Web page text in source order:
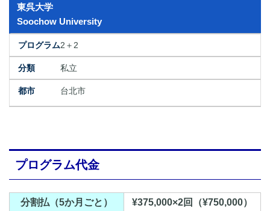
東呉大学
Soochow University
2＋2
私立
台北市
プログラム代金
分割払（5か月ごと）
¥375,000×2回（¥750,000）